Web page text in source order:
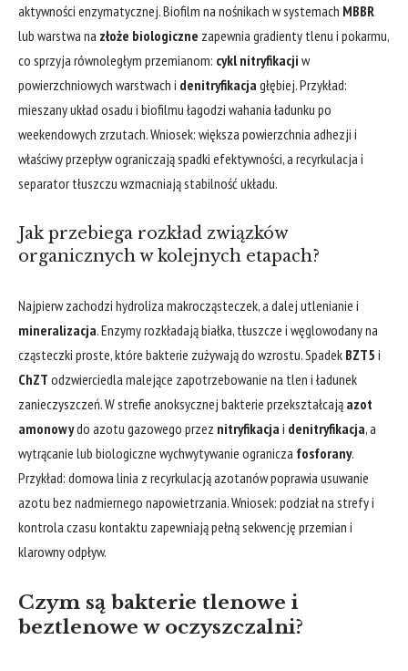
aktywności enzymatycznej. Biofilm na nośnikach w systemach MBBR
lub warstwa na złoże biologiczne zapewnia gradienty tlenu i pokarmu,
co sprzyja równoległym przemianom: cykl nitryfikacji w
powierzchniowych warstwach i denitryfikacja głębiej. Przykład:
mieszany układ osadu i biofilmu łagodzi wahania ładunku po
weekendowych zrzutach. Wniosek: większa powierzchnia adhezji i
właściwy przepływ ograniczają spadki efektywności, a recyrkulacja i
separator tłuszczu wzmacniają stabilność układu.
Jak przebiega rozkład związków
organicznych w kolejnych etapach?
Najpierw zachodzi hydroliza makrocząsteczek, a dalej utlenianie i
mineralizacja. Enzymy rozkładają białka, tłuszcze i węglowodany na
cząsteczki proste, które bakterie zużywają do wzrostu. Spadek BZT5 i
ChZT odzwierciedla malejące zapotrzebowanie na tlen i ładunek
zanieczyszczeń. W strefie anoksycznej bakterie przekształcają azot
amonowydo azotu gazowego przez nitryfikacja i denitryfikacja, a
wytrącanie lub biologiczne wychwytywanie ogranicza fosforany.
Przykład: domowa linia z recyrkulacją azotanów poprawia usuwanie
azotu bez nadmiernego napowietrzania. Wniosek: podział na strefy i
kontrola czasu kontaktu zapewniają pełną sekwencję przemian i
klarowny odpływ.
Czym są bakterie tlenowe i
beztlenowe w oczyszczalni?